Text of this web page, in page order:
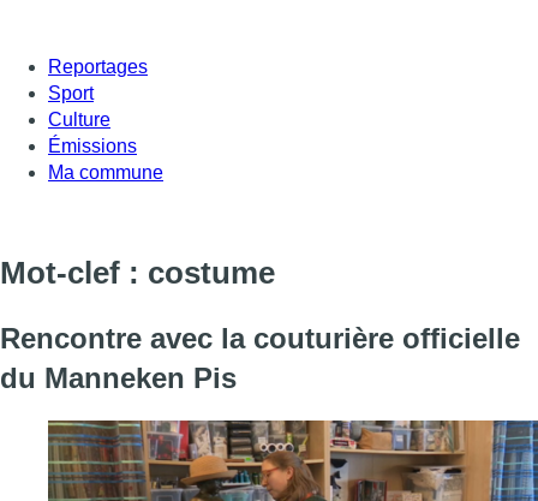
Reportages
Sport
Culture
Émissions
Ma commune
Mot-clef : costume
Rencontre avec la couturière officielle
du Manneken Pis